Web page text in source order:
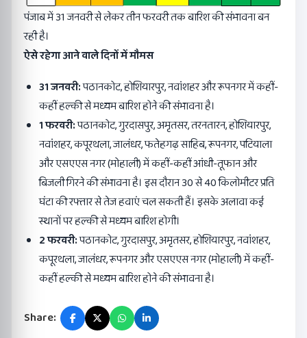
पंजाब में 31 जनवरी से लेकर तीन फरवरी तक बारिश की संभावना बन
रही है।
ऐसे रहेगा आने वाले दिनों में मौमस
31 जनवरी:पठानकोट, होशियारपुर, नवांशहर और रूपनगर में कहीं-
कहीं हल्की से मध्यम बारिश होने की संभावना है।
1 फरवरी:पठानकोट, गुरदासपुर, अमृतसर, तरनतारन, होशियारपुर,
नवांशहर, कपूरथला, जालंधर, फतेहगढ़ साहिब, रूपनगर, पटियाला
और एसएएस नगर (मोहाली) में कहीं-कहीं आंधी-तूफान और
बिजली गिरने की संभावना है। इस दौरान 30 से 40 किलोमीटर प्रति
घंटा की रफ्तार से तेज हवाएं चल सकती हैं। इसके अलावा कई
स्थानों पर हल्की से मध्यम बारिश होगी।
2 फरवरी:पठानकोट, गुरदासपुर, अमृतसर, होशियारपुर, नवांशहर,
कपूरथला, जालंधर, रूपनगर और एसएएस नगर (मोहाली) में कहीं-
कहीं हल्की से मध्यम बारिश होने की संभावना है।
Share: